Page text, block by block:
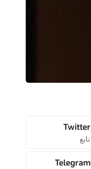
Twitter
تابع
Telegram